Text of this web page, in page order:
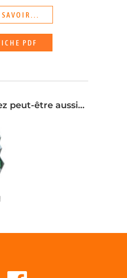
SAVOIR...
PDF
peut-être aussi…